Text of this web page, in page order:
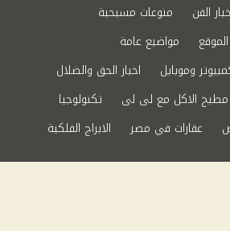
الفن
منوعات مسيحية
مواضيع عامة
وموبايل
اخبار الحق والضلال
مطبخ الاكل مع لى لى
تكنولوجيا
عقارات في مصر
الابراج الفلكية